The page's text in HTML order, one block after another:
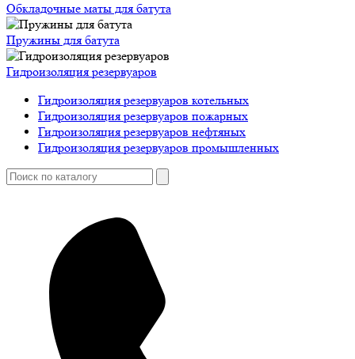
Обкладочные маты для батута
Пружины для батута
Гидроизоляция резервуаров
Гидроизоляция резервуаров котельных
Гидроизоляция резервуаров пожарных
Гидроизоляция резервуаров нефтяных
Гидроизоляция резервуаров промышленных